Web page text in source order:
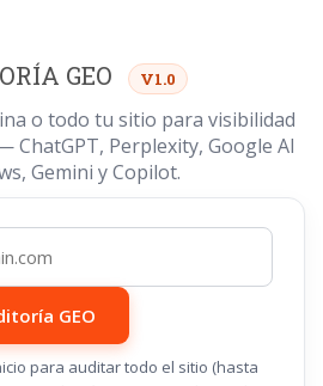
GEO V1.0
o todo tu sitio para visibilidad
ChatGPT, Perplexity, Google AI
Gemini y Copilot.
GEO
para auditar todo el sitio (hasta